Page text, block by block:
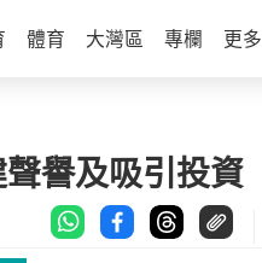
體育 大灣區 專欄 更多
譽及吸引投資